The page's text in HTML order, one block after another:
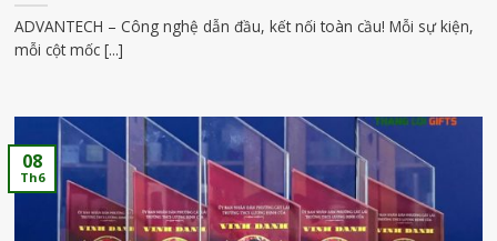
ADVANTECH – Công nghệ dẫn đầu, kết nối toàn cầu! Mỗi sự kiện,
mỗi cột mốc [...]
08
Th6